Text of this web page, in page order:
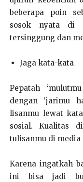
beberapa poin
sosok nyata di
tersinggung dan
Jaga kata-kata
Pepatah
dengan ‘jarimu
lisanmu lewat
sosial. Kualitas
tulisanmu di media
Karena ingatkah
ini bisa jadi